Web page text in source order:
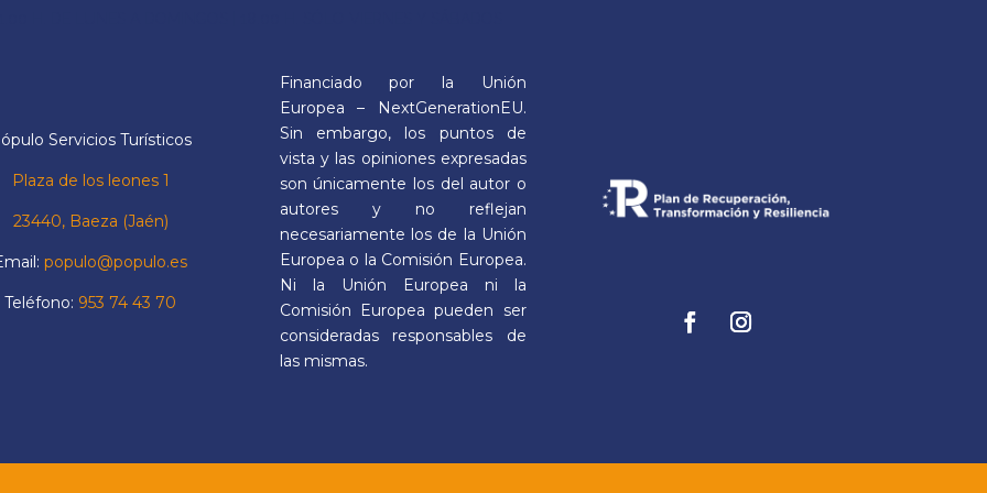
Servicios Turísticos
Plaza de los leones 1
23440, Baeza (Jaén)
populo@populo.es
Teléfono: 953 74 43 70
Financiado por la Unión
Europea – NextGenerationEU.
Sin embargo, los puntos de
vista y las opiniones expresadas
son únicamente los del autor o
autores y no reflejan
necesariamente los de la Unión
Europea o la Comisión Europea.
Ni la Unión Europea ni la
Comisión Europea pueden ser
consideradas responsables de
las mismas.